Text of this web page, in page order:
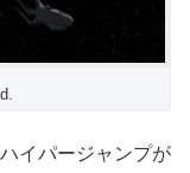
イパージャンプが